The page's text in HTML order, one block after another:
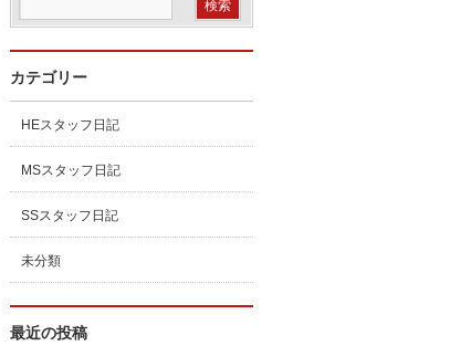
カテゴリー
HEスタッフ日記
MSスタッフ日記
SSスタッフ日記
未分類
最近の投稿